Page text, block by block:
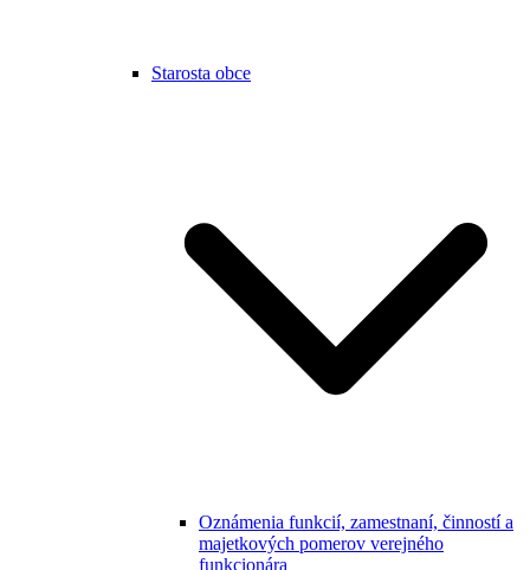
Starosta obce
Oznámenia funkcií, zamestnaní, činností a
majetkových pomerov verejného
funkcionára